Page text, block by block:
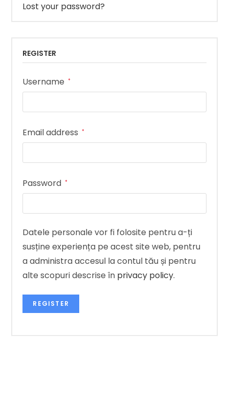
Lost your password?
REGISTER
Username *
Email address *
Password *
Datele personale vor fi folosite pentru a-ți
susține experiența pe acest site web, pentru
a administra accesul la contul tău și pentru
alte scopuri descrise în privacy policy.
REGISTER